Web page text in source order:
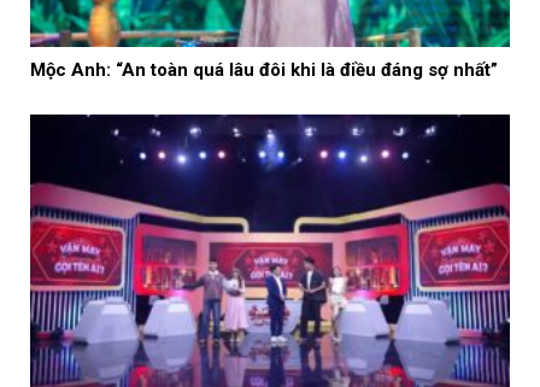
Mộc Anh: “An toàn quá lâu đôi khi là điều đáng sợ nhất”